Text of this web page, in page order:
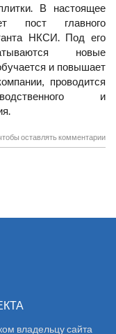
В настоящее
пост главного
НКСИ. Под его
новые
и повышает
проводится
и
чтобы оставлять комментарии
владельцу сайта